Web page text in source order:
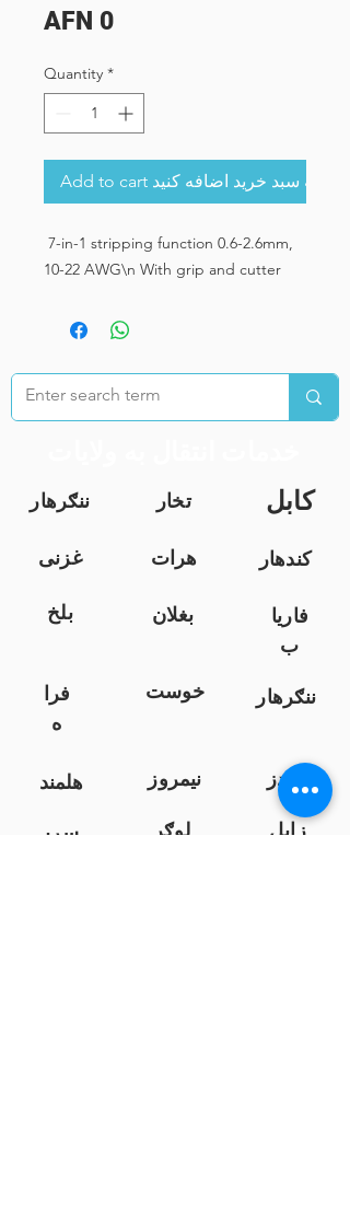
AFN 0Price
Quantity *
Add to cart به سبد خرید اضافه کنید
7-in-1 stripping function 0.6-2.6mm,
10-22 AWG\n With grip and cutter
ننګرهار تخار کابل
غزنی هرات
کندهار
بلخ
بغلان
فاریا
ب
فرا
ه
خوست ننګرهار
هلمند نیمروز
کندز
سرپ
لوګر زابل